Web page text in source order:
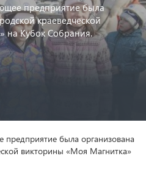
предприятие была
краеведческой
на Кубок Собрания.
предприятие была организована
викторины «Моя Магнитка»